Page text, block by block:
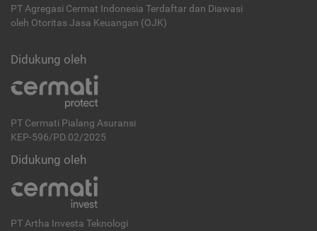
PT Agregasi Cermat Indonesia Terdaftar dan Diawasi
oleh Otoritas Jasa Keuangan (OJK)
Didukung oleh
PT Cermati Pialang Asuransi
KEP-596/PD.02/2025
Didukung oleh
PT Artha Investa Teknologi